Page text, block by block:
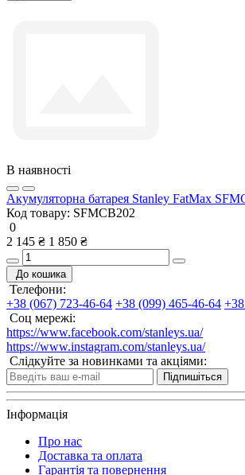
В наявності
Акумуляторна батарея Stanley FatMax
Код товару: SFMCB202
0
2 145 ₴ 1 850 ₴
До кошика
Телефони:
+38 (067) 723-46-64 +38 (099) 465-46-64
Соц мережі:
https://www.facebook.com/stanleys.ua/
https://www.instagram.com/stanleys.ua/
Слідкуйте за новинками та акціями:
Підпишіться
Інформація
Про нас
Доставка та оплата
Гарантія та повернення